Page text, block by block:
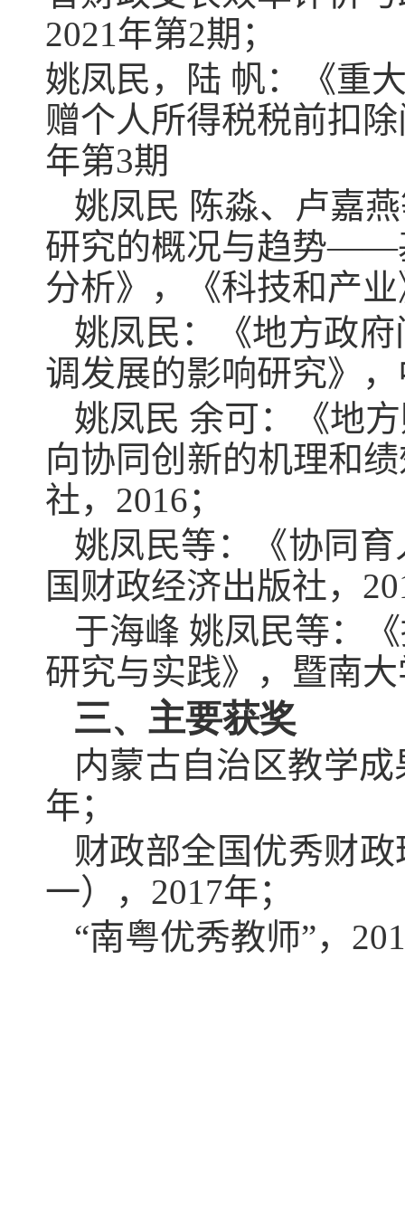
2021年第2期；
姚凤民，陆 帆：《重
赠个人所得税税前扣
年第3期
姚凤民 陈淼、卢嘉
研究的概况与趋势——
分析》，《科技和产
姚凤民：《地方政
调发展的影响研究》
姚凤民 余可：《地
向协同创新的机理和
社， 2016；
姚凤民等：《协同
国财政经济出版社，
于海峰 姚凤民等：
研究与实践》，暨南
三、主要获奖
内蒙古自治区教学
年；
财政部全国优秀财
一）， 2017年；
“南粤优秀教师”，